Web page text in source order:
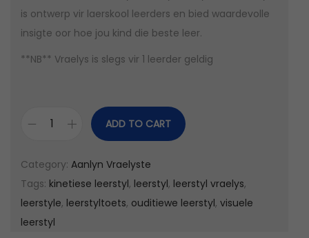
a
s
0
0
0
0
.
:
R
1
,
0
.
is ontwerp vir laerskool leerders en bied waardevolle
insigte oor hoe jou kind die beste leer.
**NB** Vraelys is slegs vir 1 leerder geldig
n
l
y
n
ADD TO CART
Category: Aanlyn Vraelyste
Tags: kinetiese leerstyl, leerstyl, leerstyl vraelys,
leerstyle, leerstyltoets, ouditiewe leerstyl, visuele
leerstyl